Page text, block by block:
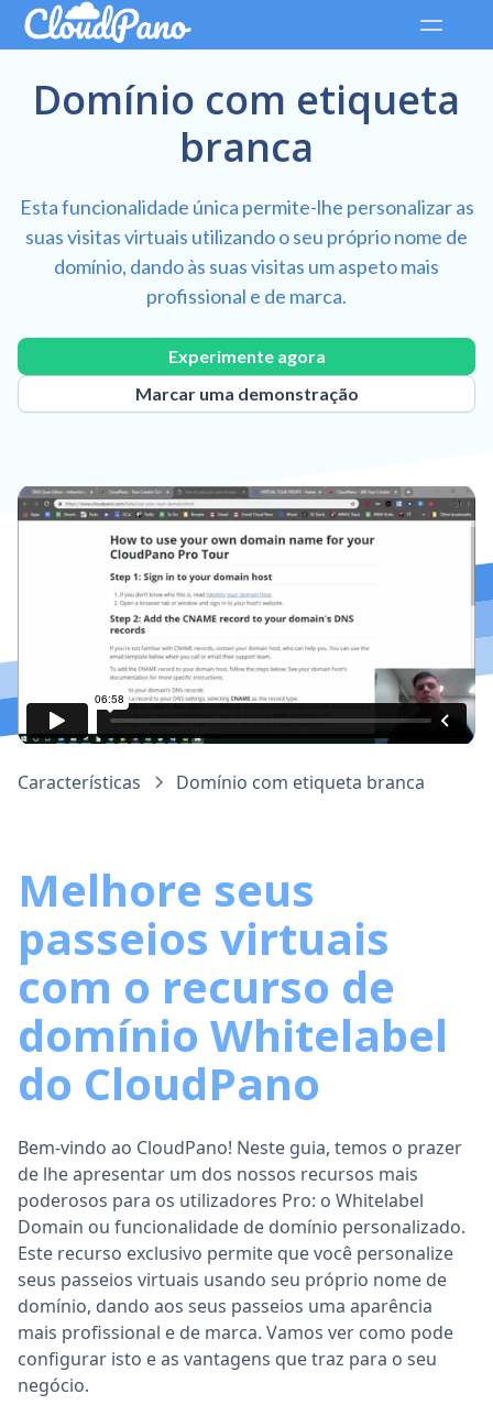
Domínio com etiqueta
branca
Esta funcionalidade única permite-lhe personalizar as
suas visitas virtuais utilizando o seu próprio nome de
domínio, dando às suas visitas um aspeto mais
profissional e de marca.
Marcar uma demonstração
Experimente agora
Características Domínio com etiqueta branca
Melhore seus
passeios virtuais
com o recurso de
domínio Whitelabel
do CloudPano
Bem-vindo ao CloudPano! Neste guia, temos o prazer
de lhe apresentar um dos nossos recursos mais
poderosos para os utilizadores Pro: o Whitelabel
Domain ou funcionalidade de domínio personalizado.
Este recurso exclusivo permite que você personalize
seus passeios virtuais usando seu próprio nome de
domínio, dando aos seus passeios uma aparência
mais profissional e de marca. Vamos ver como pode
configurar isto e as vantagens que traz para o seu
negócio.